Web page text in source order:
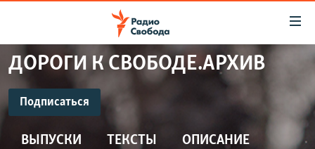
упрощенного
Вернуться
основному
ПРОГРАММЫ
ПОДКАСТЫ
АВТОРСКИЕ ПРОЕКТЫ
ДОРОГИ К СВОБОДЕ.АРХИВ
Подписаться
ПОДПИСАТЬСЯ
ВЫПУСКИ ТЕКСТЫ ОПИСАНИЕ